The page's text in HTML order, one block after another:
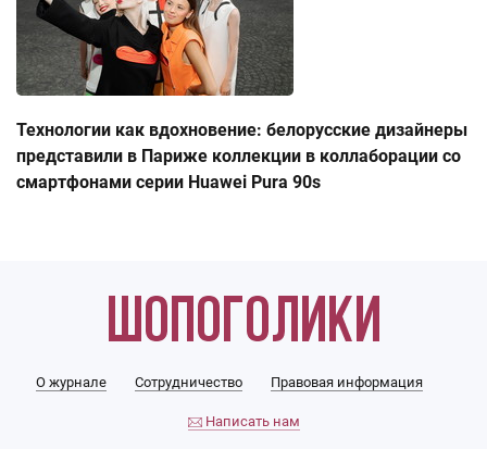
Технологии как вдохновение: белорусские дизайнеры
представили в Париже коллекции в коллаборации со
смартфонами серии Huawei Pura 90s
О журнале Сотрудничество Правовая информация
Написать нам